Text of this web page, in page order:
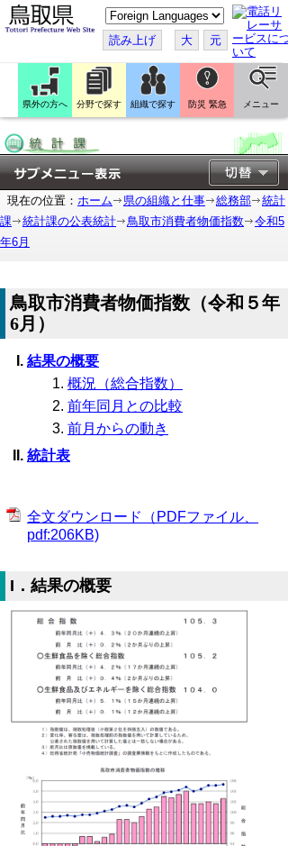
こ
の
ペ
ー
ジ
翻
訳
す
読み上げ 大 元
県外の方へ 分野で探す 組織で探す 防災 緊急 メニュー
現在の位置： ホーム 県の組織と仕事 総務部
統計
課
統計課の公表統計 鳥取市消費者物価指数
令和5
年6月
鳥取市消費者物価指数（令和５年
6月）
結果の概要
概況（総合指数）
前年同月との比較
前月からの動き
統計表
全文ダウンロード（PDFファイル、
pdf:206KB)
I．結果の概要